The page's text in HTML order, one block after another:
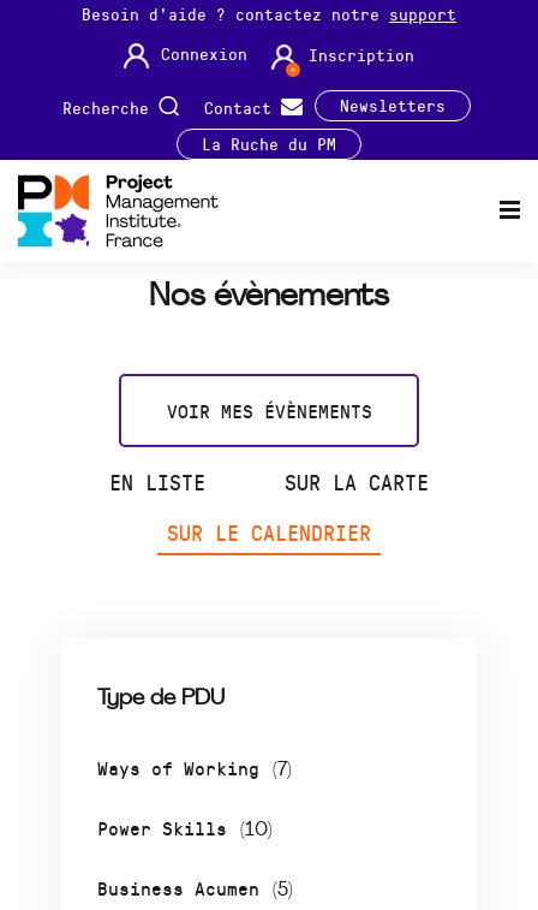
Besoin d'aide ? contactez notre support
Connexion
Inscription
Recherche Contact
Newsletters
La Ruche du PM
Nos évènements
VOIR MES ÉVÈNEMENTS
EN LISTE
SUR LA CARTE
SUR LE CALENDRIER
Type de PDU
Ways of Working (7)
Power Skills (10)
Business Acumen (5)